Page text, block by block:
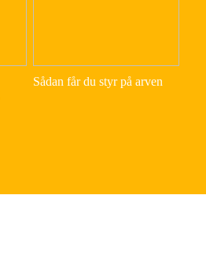
Sådan får du styr på arven